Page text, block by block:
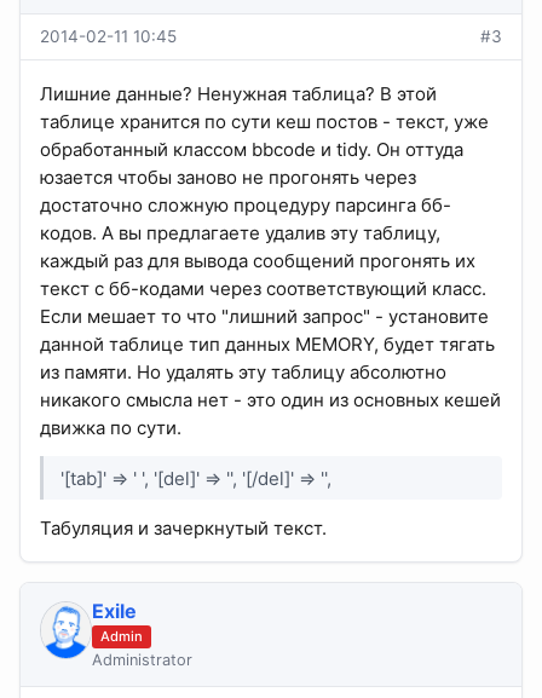
2014-02-11 10:45 #3
Лишние данные? Ненужная таблица? В этой
таблице хранится по сути кеш постов - текст, уже
обработанный классом bbcode и tidy. Он оттуда
юзается чтобы заново не прогонять через
достаточно сложную процедуру парсинга бб-
кодов. А вы предлагаете удалив эту таблицу,
каждый раз для вывода сообщений прогонять их
текст с бб-кодами через соответствующий класс.
Если мешает то что "лишний запрос" - установите
данной таблице тип данных MEMORY, будет тягать
из памяти. Но удалять эту таблицу абсолютно
никакого смысла нет - это один из основных кешей
движка по сути.
'[tab]' => ' ', '[del]' => '', '[/del]' => '',
Табуляция и зачеркнутый текст.
Exile
Admin
Administrator